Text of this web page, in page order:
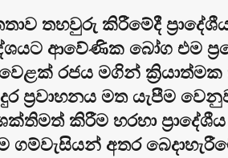
තහවුරු කිරීමේදී
ආවේණික බෝග එම
රජය මගින්
ප්‍රවාහනය මත යැපීම
කිරීම හරහා
ගම්වැසියන් අතර